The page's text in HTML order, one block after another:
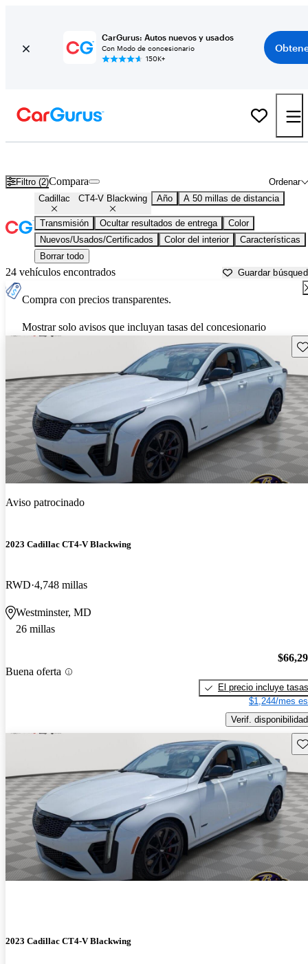
CarGurus: Autos nuevos y usados
Con Modo de concesionario
150K+
Filtro (2) Ordenar
Compara
Cadillac CT4-V Blackwing Año A 50 millas de distancia
Transmisión Ocultar resultados de entrega
Color
Nuevos/Usados/Certificados
Color del interior
Características
Borrar todo
24 vehículos encontrados Guardar
Compra con precios transparentes.
Mostrar solo avisos que incluyan tasas del concesionario
Aviso patrocinado
2023 Cadillac CT4-V Blackwing
RWD 4,748 millas
Westminster, MD
26 millas
Buena oferta
El precio incluye tasas
$1,244/mes
Verif. disponibilidad
2023 Cadillac CT4-V Blackwing